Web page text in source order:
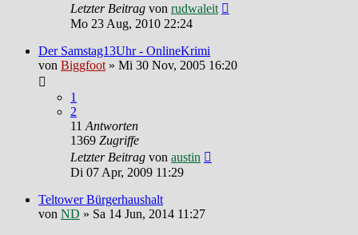
Letzter Beitrag von rudwaleit
Mo 23 Aug, 2010 22:24
Der Samstag13Uhr - OnlineKrimi
von Biggfoot» Mi 30 Nov, 2005 16:20
1
2
11Antworten
1369 Zugriffe
Letzter Beitrag von austin
Di 07 Apr, 2009 11:29
Teltower Bürgerhaushalt
von ND » Sa 14 Jun, 2014 11:27